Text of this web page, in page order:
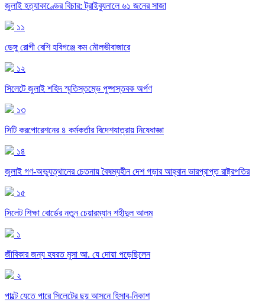
জুলাই হত্যাকাণ্ডের বিচার: ট্রাইব্যুনালে ৬১ জনের সাজা
১১
ডেঙ্গু রোগী বেশি হবিগঞ্জে কম মৌলভীবাজারে
১২
সিলেটে জুলাই শহিদ স্মৃতিস্তম্ভে পুষ্পস্তবক অর্পণ
১৩
সিটি করপোরেশনের ৪ কর্মকর্তার বিদেশযাত্রায় নিষেধাজ্ঞা
১৪
জুলাই গণ-অভ্যুত্থানের চেতনায় বৈষম্যহীন দেশ গড়ার আহ্বান ভারপ্রাপ্ত রাষ্ট্রপতির
১৫
সিলেট শিক্ষা বোর্ডের নতুন চেয়ারম্যান শহীদুল আলম
১
জীবিকার জন্য হযরত মুসা আ. যে দোয়া পড়েছিলেন
২
পাল্টে যেতে পারে সিলেটের ছয় আসনে হিসাব-নিকাশ